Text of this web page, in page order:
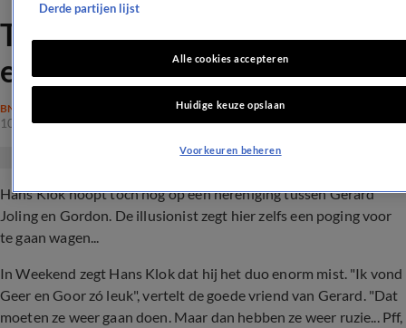
Toch hereniging tussen Geer
en Goor?
BN'ERS
10 mei 2023, 22:14
Hans Klok hoopt toch nog op een hereniging tussen Gerard
Joling en Gordon. De illusionist zegt hier zelfs een poging voor
te gaan wagen...
In Weekend zegt Hans Klok dat hij het duo enorm mist. "Ik vond
Geer en Goor zó leuk", vertelt de goede vriend van Gerard. "Dat
moeten ze weer gaan doen. Maar dan hebben ze weer ruzie... Pff,
Derde partijen lijst
Alle cookies accepteren
Huidige keuze opslaan
Voorkeuren beheren